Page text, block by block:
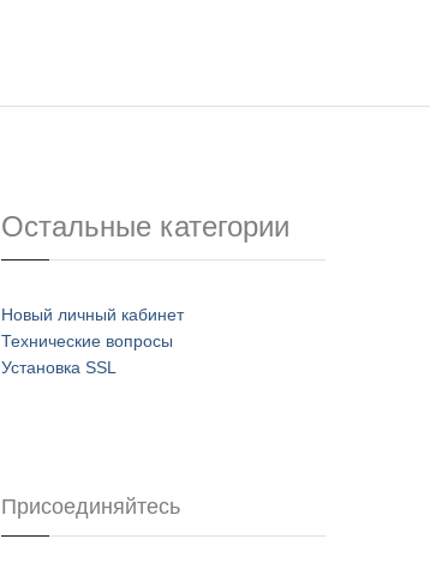
Остальные категории
Новый личный кабинет
Технические вопросы
Установка SSL
Присоединяйтесь